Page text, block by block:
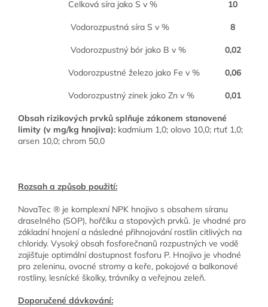
Celková síra jako S v % 10
Vodorozpustná síra S v % 8
Vodorozpustný bór jako B v % 0,02
Vodorozpustné železo jako Fe v % 0,06
Vodorozpustný zinek jako Zn v % 0,01
Obsah rizikových prvků splňuje zákonem stanovené
limity (v mg/kg hnojiva): kadmium 1,0; olovo 10,0; rtuť 1,0;
arsen 10,0; chrom 50,0
Rozsah a způsob použití:
NovaTec ® je komplexní NPK hnojivo s obsahem síranu
draselného (SOP), hořčíku a stopových prvků. Je vhodné pro
základní hnojení a následné přihnojování rostlin citlivých na
chloridy. Vysoký obsah fosforečnanů rozpustných ve vodě
zajišťuje optimální dostupnost fosforu P. Hnojivo je vhodné
pro zeleninu, ovocné stromy a keře, pokojové a balkonové
rostliny, lesnícké školky, trávníky a veřejnou zeleň.
Doporučené dávkování: